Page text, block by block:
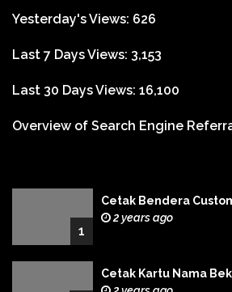
Yesterday's Views: 626
Last 7 Days Views: 3,153
Last 30 Days Views: 16,100
Overview of Search Engine
1
Cetak Bendera
2 years ago
Cetak Kartu Nama